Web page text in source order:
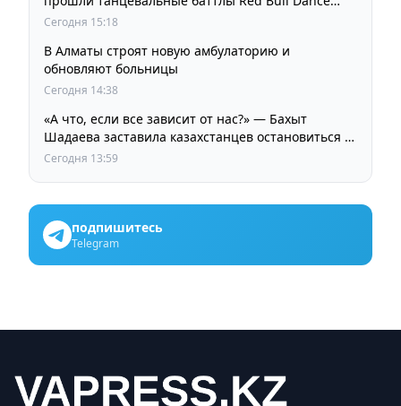
Your Style
Сегодня 15:18
В Алматы строят новую амбулаторию и
обновляют больницы
Сегодня 14:38
«А что, если все зависит от нас?» — Бахыт
Шадаева заставила казахстанцев остановиться и
задуматься
Сегодня 13:59
подпишитесь
Telegram